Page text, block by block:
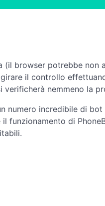
browser potrebbe
il controllo
nemmeno la
numero incredibile di
di